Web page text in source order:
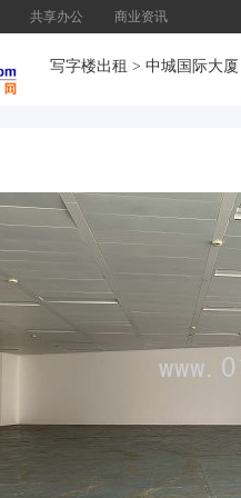
共享办公 商业资讯
写字楼出租 > 中城国际大厦